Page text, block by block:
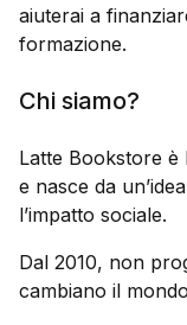
aiuterai a
formazione.
Chi siamo?
Latte Bookstore è
e nasce da
l’impatto sociale.
Dal 2010, non
cambiano il